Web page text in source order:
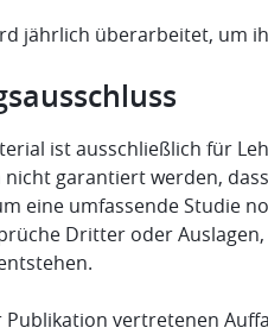
jährlich überarbeitet, um
ist ausschließlich für
nicht garantiert werden,
eine umfassende Studie
Dritter oder
Publikation vertretenen